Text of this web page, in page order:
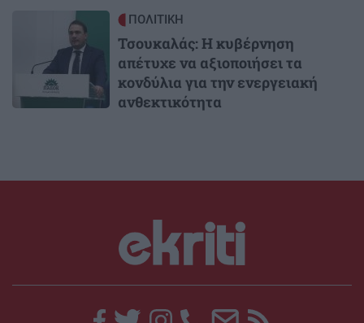
ΠΟΛΙΤΙΚΗ
Τσουκαλάς: Η κυβέρνηση
απέτυχε να αξιοποιήσει τα
κονδύλια για την ενεργειακή
ανθεκτικότητα